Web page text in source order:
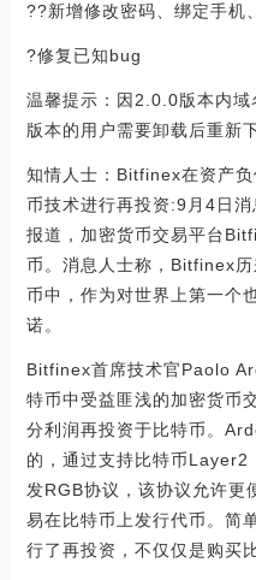
??新增修改密码、绑定手机
?修复已知bug
温馨提示：因2.0.0版本内
版本的用户需要卸载后重新
知情人士：Bitfinex在资产
币技术进行再投资:9月4日
报道，加密货币交易平台
币。消息人士称，Bitfinex
币中，作为对世界上第一个
诺。
Bitfinex首席技术官Paolo
特币中受益匪浅的加密货币
分利润再投资于比特币。
的，通过支持比特币
发RGB协议，该协议允许更
易在比特币上发行代币。简
行了再投资，不仅仅是购